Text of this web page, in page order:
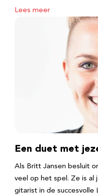
Lees meer
Een duet met
Als Britt Jansen besluit
veel op het spel. Ze is al
gitarist in de succesvolle